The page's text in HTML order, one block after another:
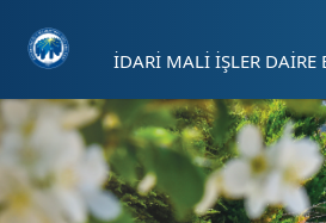
İDARİ MALİ İŞLER DAİRE